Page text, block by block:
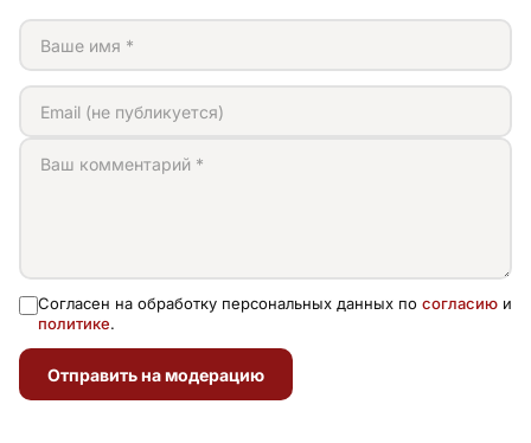
Согласен на обработку персональных данных по согласию и
политике.
Отправить на модерацию